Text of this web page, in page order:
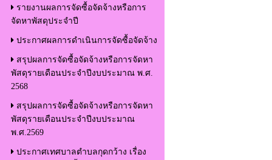
รายงานผลการจัดซื้อจัดจ้างหรือการ
จัดหาพัสดุประจำปี
ประกาศผลการดำเนินการจัดซื้อจัดจ้าง
สรุปผลการจัดซื้อจัดจ้างหรือการจัดหา
พัสดุรายเดือนประจำปีงบประมาณ พ.ศ.
2568
สรุปผลการจัดซื้อจัดจ้างหรือการจัดหา
พัสดุรายเดือนประจำปีงบประมาณ
พ.ศ.2569
ประกาศเทศบาลตำบลกุดกว้าง เรื่อง